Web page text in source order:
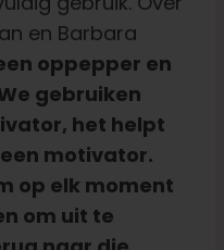
en Barbara
oppepper en
gebruiken
het helpt
motivator.
op elk moment
om uit te